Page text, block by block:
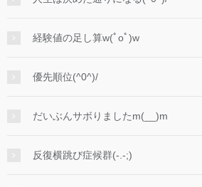
経験値の足し算w(ﾟoﾟ)w
優先順位(^0^)/
だいぶんサボりましたm(__)m
反復横跳び症候群(-.-;)